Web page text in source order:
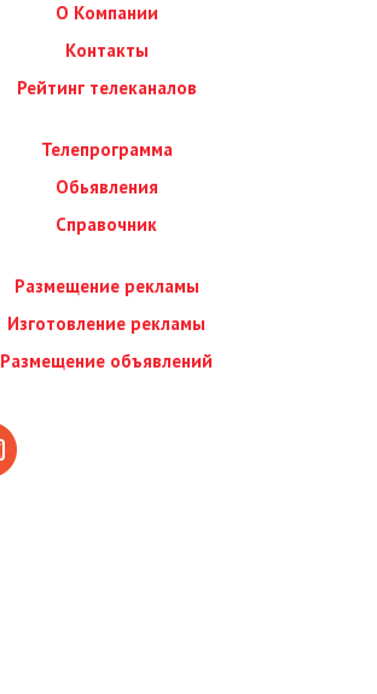
О Компании
Контакты
Рейтинг телеканалов
Телепрограмма
Обьявления
Справочник
Размещение рекламы
Изготовление рекламы
Размещение объявлений